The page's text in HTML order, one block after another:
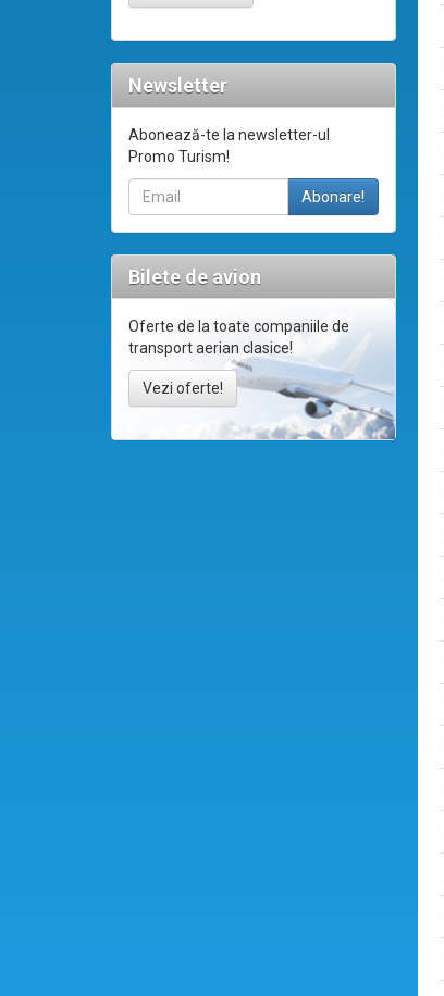
Newsletter
Abonează-te la newsletter-ul
Promo Turism!
Bilete de avion
Oferte de la toate companiile de
transport aerian clasice!
Vezi oferte!